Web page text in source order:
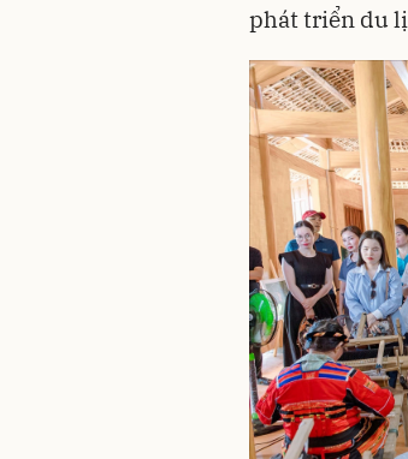
phát triển du